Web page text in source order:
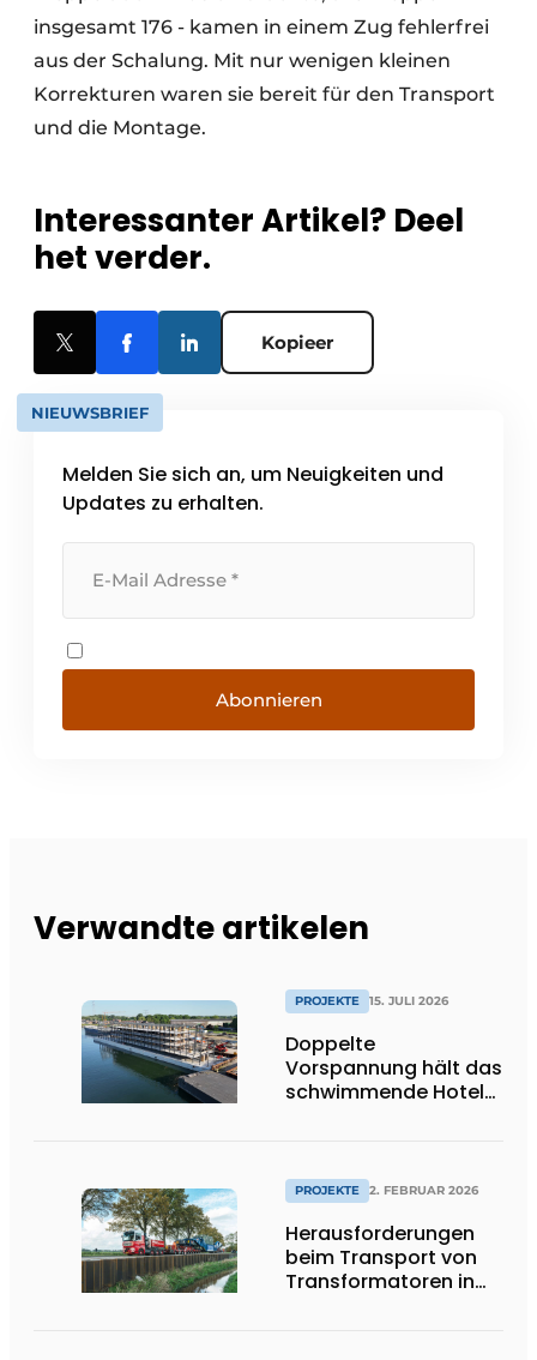
insgesamt 176 - kamen in einem Zug fehlerfrei
aus der Schalung. Mit nur wenigen kleinen
Korrekturen waren sie bereit für den Transport
und die Montage.
Interessanter Artikel? Deel
het verder.
Kopieer
NIEUWSBRIEF
Melden Sie sich an, um Neuigkeiten und
Updates zu erhalten.
Abonnieren
Verwandte artikelen
PROJEKTE 15. JULI 2026
Doppelte
Vorspannung hält das
schwimmende Hotel
PROJEKTE 2. FEBRUAR 2026
Herausforderungen
beim Transport von
Transformatoren in